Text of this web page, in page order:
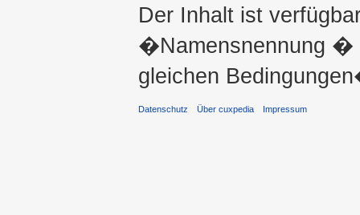
Der Inhalt ist
�Namensnennung �
gleichen
Datenschutz Über cuxpedia Impressum